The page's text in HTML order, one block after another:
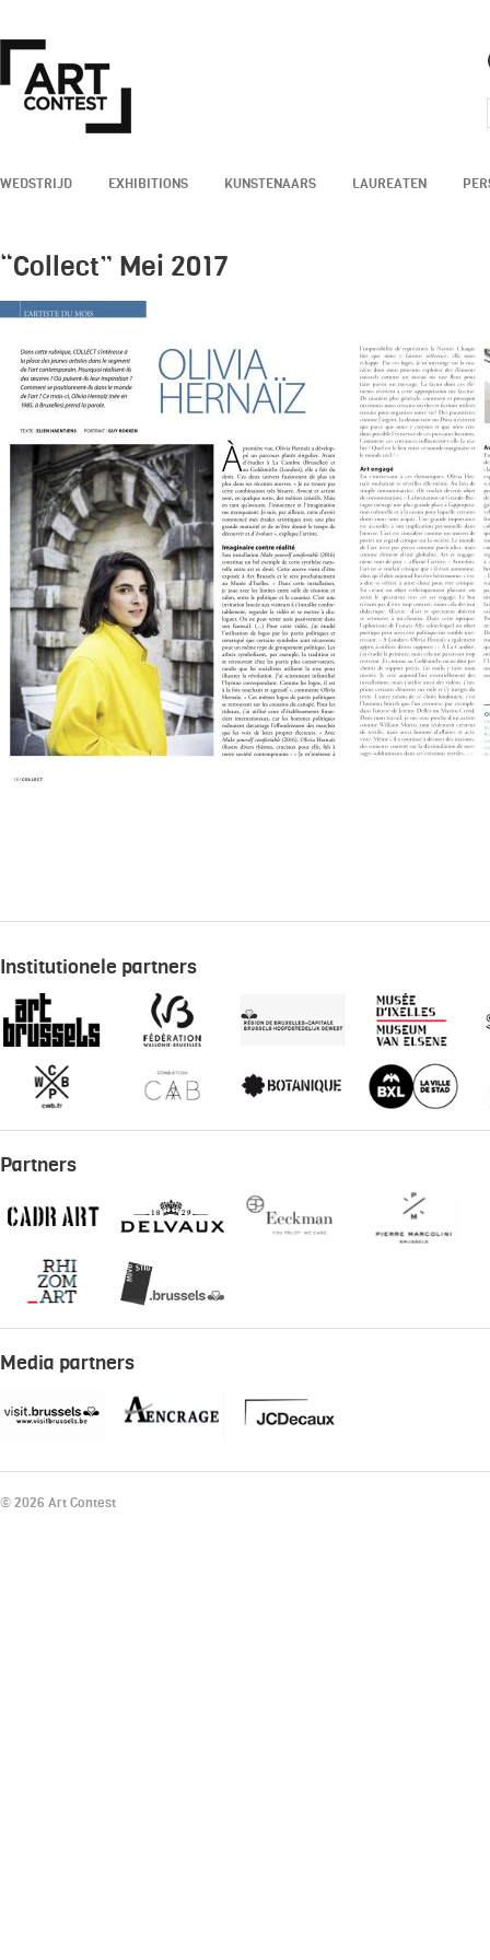
WEDSTRIJD EXHIBITIONS KUNSTENAARS LAUREATEN
“Collect” Mei 2017
Institutionele partners
Partners
Media partners
© 2026 Art Contest